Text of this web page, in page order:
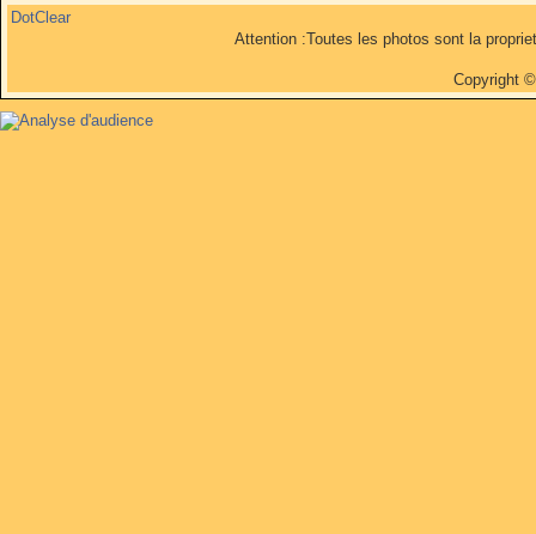
DotClear
Attention :Toutes les photos sont la
Copyright